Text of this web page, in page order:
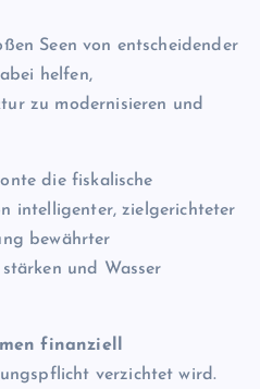
Seen von entscheidender
helfen,
zu modernisieren und
die fiskalische
intelligenter, zielgerichteter
bewährter
und Wasser
finanziell
verzichtet wird.
Einige Fans pfeifen,
einen neuen
erreicht
April 13, 2026